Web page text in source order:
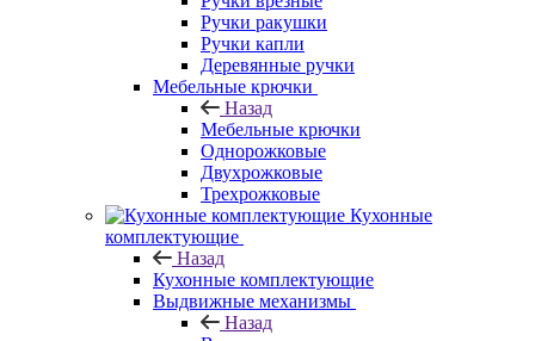
Ручки ракушки
Ручки капли
Деревянные ручки
Мебельные крючки
Назад
Мебельные крючки
Однорожковые
Двухрожковые
Трехрожковые
Кухонные
комплектующие
Назад
Кухонные комплектующие
Выдвижные механизмы
Назад